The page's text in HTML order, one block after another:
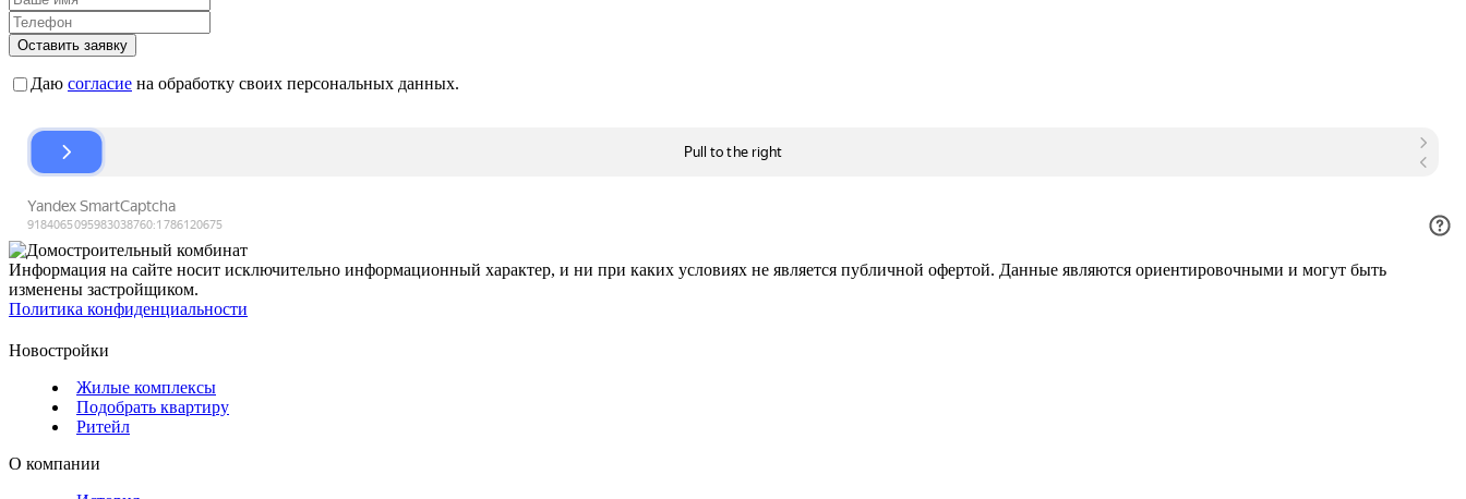
Оставить заявку
Даю согласие на обработку своих персональных данных.
Информация на сайте носит исключительно информационный характер, и ни при каких условиях не является публичной офертой. Данные являются ориентировочными и могут быть
изменены застройщиком.
Политика конфиденциальности
Новостройки
Жилые комплексы
Подобрать квартиру
Ритейл
О компании